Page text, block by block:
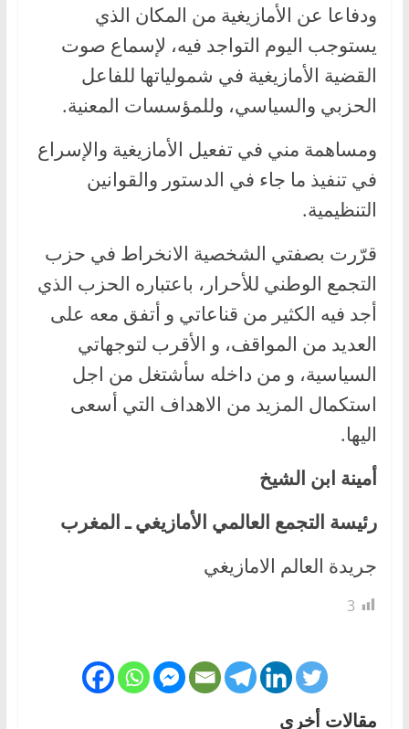
ودفاعا عن الأمازيغية من المكان الذي
يستوجب اليوم التواجد فيه، لإسماع صوت
القضية الأمازيغية في شمولياتها للفاعل
الحزبي والسياسي، وللمؤسسات المعنية.
ومساهمة مني في تفعيل الأمازيغية والإسراع
في تنفيذ ما جاء في الدستور والقوانين
التنظيمية.
قرّرت بصفتي الشخصية الانخراط في حزب
التجمع الوطني للأحرار، باعتباره الحزب الذي
أجد فيه الكثير من قناعاتي و أتفق معه على
العديد من المواقف، و الأقرب لتوجهاتي
السياسية، و من داخله سأشتغل من اجل
استكمال المزيد من الاهداف التي أسعى
اليها.
أمينة ابن الشيخ
رئيسة التجمع العالمي الأمازيغي ـ المغرب
جريدة العالم الامازيغي
3
مقالات أخرى